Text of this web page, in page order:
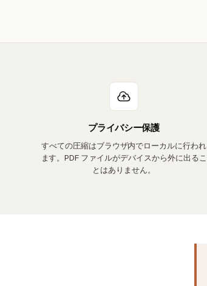
プライバシー保護
すべての圧縮はブラウザ内でローカルに行われ
ます。PDF ファイルがデバイスから外に出るこ
とはありません。